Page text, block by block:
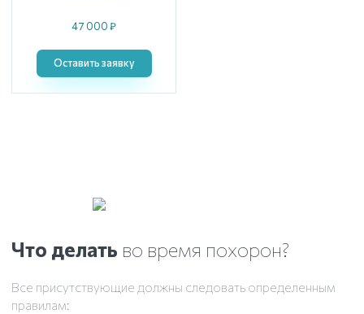
47 000 ₽
Оставить заявку
Что делать во время похорон?
Все присутствующие должны следовать определенным
правилам: